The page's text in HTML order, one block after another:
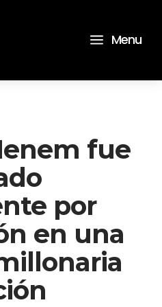
a Menu
fue
por
en una